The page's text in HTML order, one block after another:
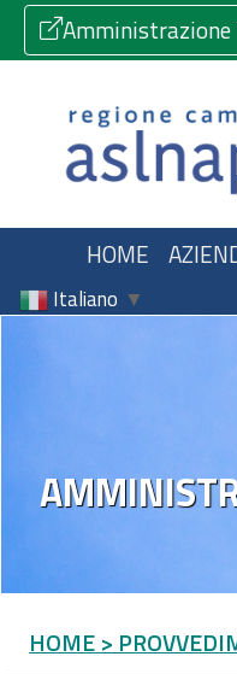
Amministrazione
HOME
Italiano ▼
HOME >